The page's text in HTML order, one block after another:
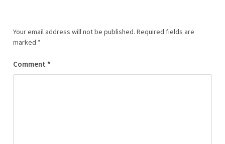
Your email address will not be published. Required fields are
marked *
Comment *